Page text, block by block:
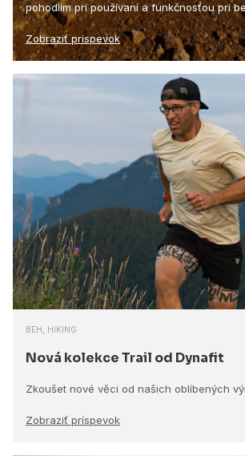
pohodlím pri používaní a funkčnosťou pri
Zobraziť príspevok
BEH, HIKING
Nová kolekce Trail od Dynafit
Zkoušet nové věci od našich oblíbených
Zobraziť príspevok